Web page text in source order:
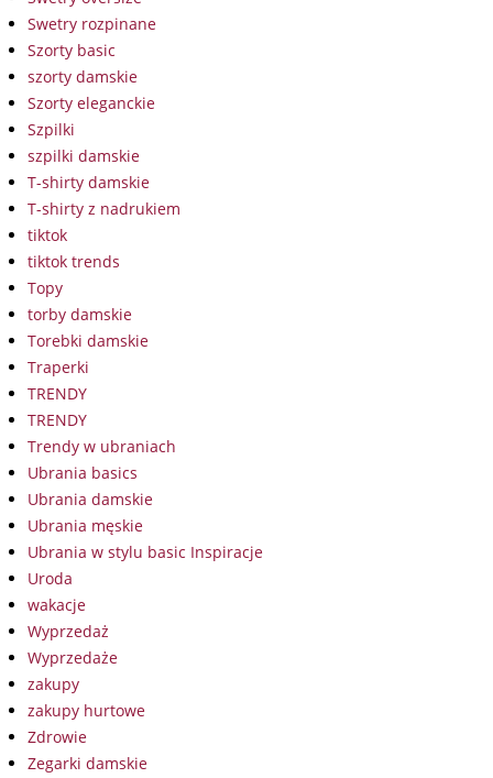
Swetry rozpinane
Szorty basic
szorty damskie
Szorty eleganckie
Szpilki
szpilki damskie
T-shirty damskie
T-shirty z nadrukiem
tiktok
tiktok trends
Topy
torby damskie
Torebki damskie
Traperki
TRENDY
TRENDY
Trendy w ubraniach
Ubrania basics
Ubrania damskie
Ubrania męskie
Ubrania w stylu basic Inspiracje
Uroda
wakacje
Wyprzedaż
Wyprzedaże
zakupy
zakupy hurtowe
Zdrowie
Zegarki damskie